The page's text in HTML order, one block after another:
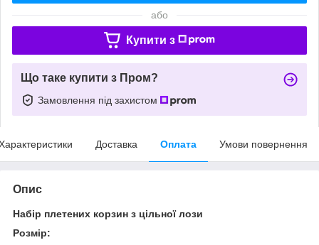
або
Купити з
Що таке купити з Пром?
Замовлення під захистом
Доставка Оплата Умови повернення
Опис
Набір плетених корзин з цільної лози
Розмір: